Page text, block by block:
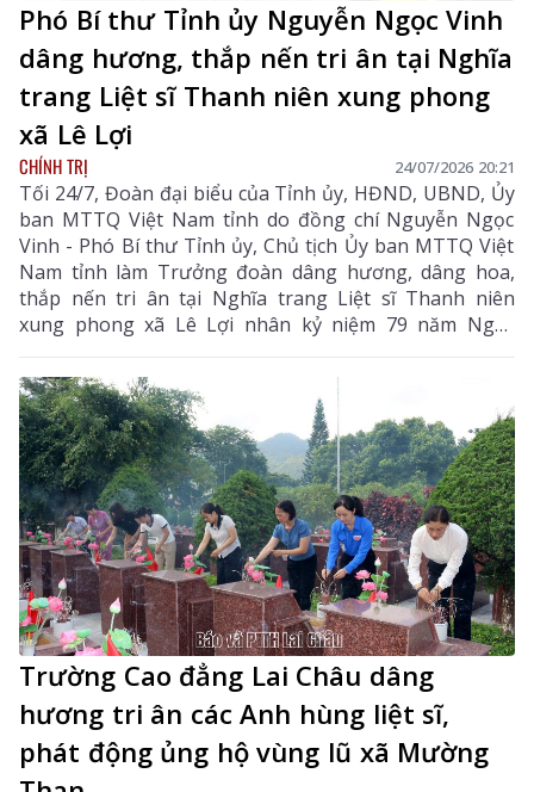
Phó Bí thư Tỉnh ủy Nguyễn Ngọc Vinh
dâng hương, thắp nến tri ân tại Nghĩa
trang Liệt sĩ Thanh niên xung phong
xã Lê Lợi
CHÍNH TRỊ 24/07/2026 20:21
Tối 24/7, Đoàn đại biểu của Tỉnh ủy, HĐND, UBND, Ủy
ban MTTQ Việt Nam tỉnh do đồng chí Nguyễn Ngọc
Vinh - Phó Bí thư Tỉnh ủy, Chủ tịch Ủy ban MTTQ Việt
Nam tỉnh làm Trưởng đoàn dâng hương, dâng hoa,
thắp nến tri ân tại Nghĩa trang Liệt sĩ Thanh niên
xung phong xã Lê Lợi nhân kỷ niệm 79 năm Ngày
Thương binh - Liệt sĩ (27/7/1947 - 27/7/2026).
Trường Cao đẳng Lai Châu dâng
hương tri ân các Anh hùng liệt sĩ,
phát động ủng hộ vùng lũ xã Mường